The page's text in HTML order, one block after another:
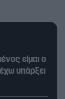
είμαι ο
υπάρξει